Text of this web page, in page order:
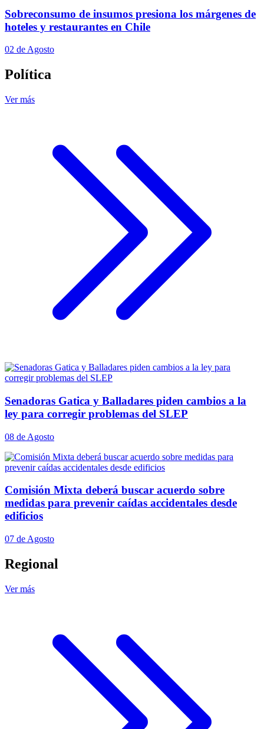
Sobreconsumo de insumos presiona los márgenes de
hoteles y restaurantes en Chile
02 de Agosto
Política
Ver más
Senadoras Gatica y Balladares piden cambios a la
ley para corregir problemas del SLEP
08 de Agosto
Comisión Mixta deberá buscar acuerdo sobre
medidas para prevenir caídas accidentales desde
edificios
07 de Agosto
Regional
Ver más